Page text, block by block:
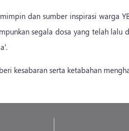
dan sumber inspirasi warga
segala dosa yang telah
kesabaran serta ketabahan